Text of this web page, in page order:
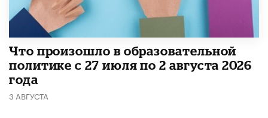
​Что произошло в образовательной
политике с 27 июля по 2 августа 2026
года
3 АВГУСТА